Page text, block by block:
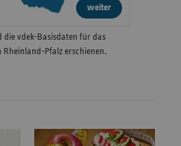
weiter
die vdek-Basisdaten für das
Rheinland-Pfalz erschienen.